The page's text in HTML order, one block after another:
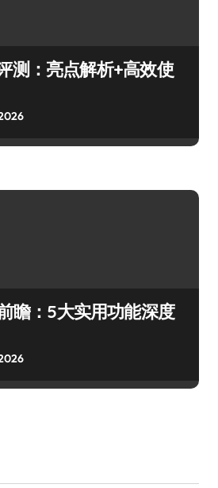
测：亮点解析+高效使
瞻：5大实用功能深度